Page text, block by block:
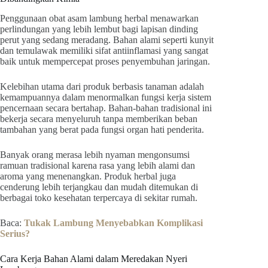
Penggunaan obat asam lambung herbal menawarkan
perlindungan yang lebih lembut bagi lapisan dinding
perut yang sedang meradang. Bahan alami seperti kunyit
dan temulawak memiliki sifat antiinflamasi yang sangat
baik untuk mempercepat proses penyembuhan jaringan.
Kelebihan utama dari produk berbasis tanaman adalah
kemampuannya dalam menormalkan fungsi kerja sistem
pencernaan secara bertahap. Bahan-bahan tradisional ini
bekerja secara menyeluruh tanpa memberikan beban
tambahan yang berat pada fungsi organ hati penderita.
Banyak orang merasa lebih nyaman mengonsumsi
ramuan tradisional karena rasa yang lebih alami dan
aroma yang menenangkan. Produk herbal juga
cenderung lebih terjangkau dan mudah ditemukan di
berbagai toko kesehatan terpercaya di sekitar rumah.
Baca: Tukak Lambung Menyebabkan Komplikasi
Serius?
Cara Kerja Bahan Alami dalam Meredakan Nyeri